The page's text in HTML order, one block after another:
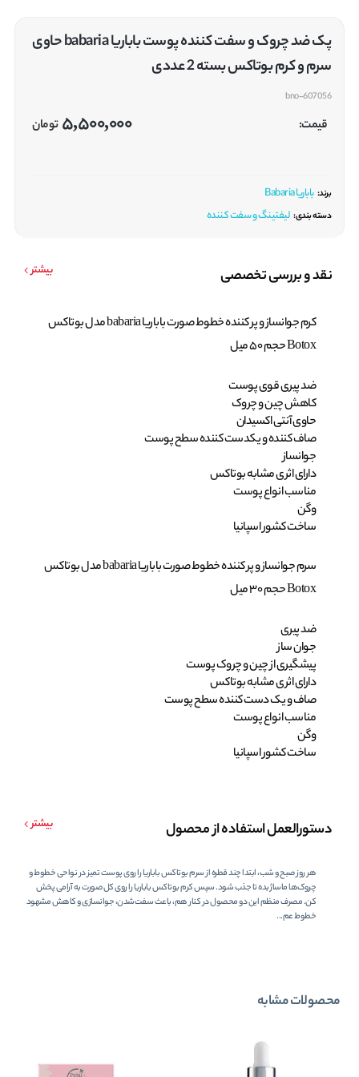
پک ضد چروک و سفت کننده پوست باباریا babaria حاوی
سرم و کرم بوتاکس بسته 2 عددی
bno-607056
قیمت: 5,500,000 تومان
برند: باباریا Babaria
دسته بندی: لیفتینگ و سفت کننده
نقد و بررسی تخصصی بیشتر
کرم جوانساز و پر کننده خطوط صورت باباریا babaria مدل بوتاکس
Botox حجم 50 میل
ضد پیری قوی پوست
کاهش چین و چروک
حاوی آنتی اکسیدان
صاف کننده و یکدست کننده سطح پوست
جوانساز
دارای اثری مشابه بوتاکس
مناسب انواع پوست
وگن
ساخت کشور اسپانیا
سرم جوانساز و پر کننده خطوط صورت باباریا babaria مدل بوتاکس
Botox حجم 30 میل
ضد پیری
جوان ساز
پیشگیری از چین و چروک پوست
دارای اثری مشابه بوتاکس
صاف و یک دست کننده سطح پوست
مناسب انواع پوست
وگن
ساخت کشور اسپانیا
دستورالعمل استفاده از محصول بیشتر
هر روز صبح و شب، ابتدا چند قطره از سرم بوتاکس باباریا را روی پوست تمیز در نواحی خطوط و
چروک‌ها ماساژ بده تا جذب شود. سپس کرم بوتاکس باباریا را روی کل صورت به آرامی پخش
کن. مصرف منظم این دو محصول در کنار هم، باعث سفت‌شدن، جوانسازی و کاهش مشهود
خطوط عم...
محصولات مشابه